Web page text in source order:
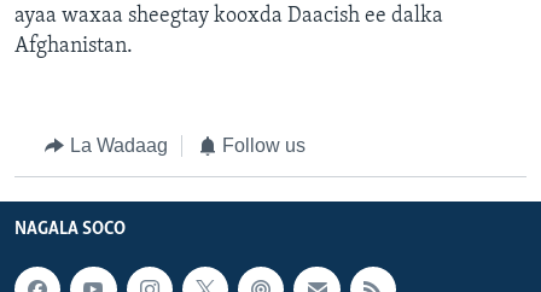
ayaa waxaa sheegtay kooxda Daacish ee dalka
Afghanistan.
La Wadaag Follow us
NAGALA SOCO